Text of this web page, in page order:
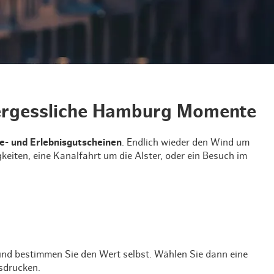
& Lifestyle
shoppen
essen & trinken
Hamburg Momente
und Erlebnisgutscheinen. Endlich wieder den Wind um
eine Kanalfahrt um die Alster, oder ein Besuch im
bestimmen Sie den Wert selbst. Wählen Sie dann eine